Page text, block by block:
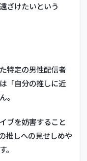
ざけたいという
特定の男性配信者
「自分の推しに近
。
ブを妨害すること
推しへの見せしめや